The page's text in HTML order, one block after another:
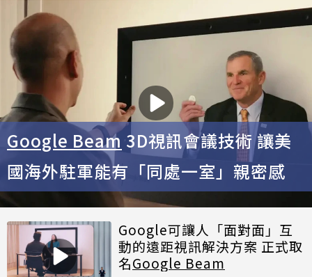
Google Beam 3D視訊會議技術 讓美
國海外駐軍能有「同處一室」親密感
Google可讓人「面對面」互
動的遠距視訊解決方案 正式取
名Google Beam